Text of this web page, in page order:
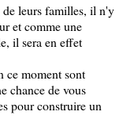
leurs familles, il n'y
et comme une
il sera en effet
ce moment sont
chance de vous
pour construire un